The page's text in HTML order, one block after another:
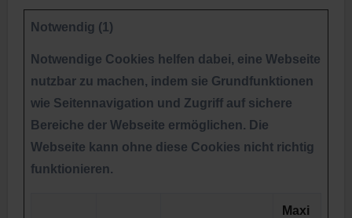
Notwendig (1)
Notwendige Cookies helfen dabei, eine Webseite
nutzbar zu machen, indem sie Grundfunktionen
wie Seitennavigation und Zugriff auf sichere
Bereiche der Webseite ermöglichen. Die
Webseite kann ohne diese Cookies nicht richtig
funktionieren.
Maxi